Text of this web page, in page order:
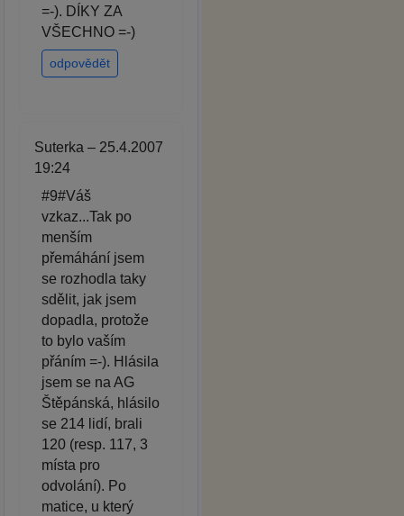
=-). DÍKY ZA
VŠECHNO =-)
odpovědět
Suterka – 25.4.2007
19:24
#9#Váš
vzkaz...Tak po
menším
přemáhání jsem
se rozhodla taky
sdělit, jak jsem
dopadla, protože
to bylo vaším
přáním =-). Hlásila
jsem se na AG
Štěpánská, hlásilo
se 214 lidí, brali
120 (resp. 117, 3
místa pro
odvolání). Po
matice, u který